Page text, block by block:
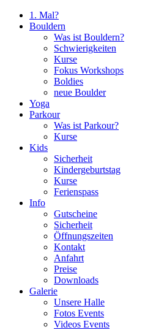
1. Mal?
Bouldern
Was ist Bouldern?
Schwierigkeiten
Kurse
Fokus Workshops
Boldies
neue Boulder
Yoga
Parkour
Was ist Parkour?
Kurse
Kids
Sicherheit
Kindergeburtstag
Kurse
Ferienspass
Info
Gutscheine
Sicherheit
Öffnungszeiten
Kontakt
Anfahrt
Preise
Downloads
Galerie
Unsere Halle
Fotos Events
Videos Events